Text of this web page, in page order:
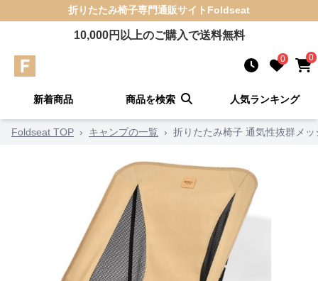
折りたたみ椅子専門通販サイト Foldseat
10,000円以上のご購入で送料無料
0 0
新着商品 商品を検索 人気ランキング
Foldseat TOP › キャンプの一覧 › 折りたたみ椅子 通気性抜群メ